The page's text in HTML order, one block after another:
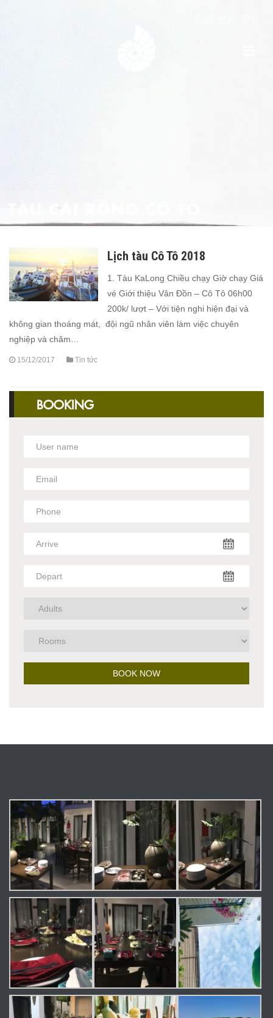
TÀU CÁI RỒNG CÔ TÔ
Lịch tàu Cô Tô 2018
1. Tàu KaLong Chiều chạy Giờ chạy Giá
vé Giới thiệu Vân Đồn – Cô Tô 06h00
200k/ lượt – Với tiện nghi hiện đại và
không gian thoáng mát, đội ngũ nhân viên làm việc chuyên
nghiệp và chăm…
15/12/2017 Tin tức
BOOKING